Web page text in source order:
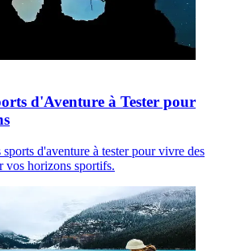
d'Aventure à Tester pour
d'aventure à tester pour vivre des
vos horizons sportifs.